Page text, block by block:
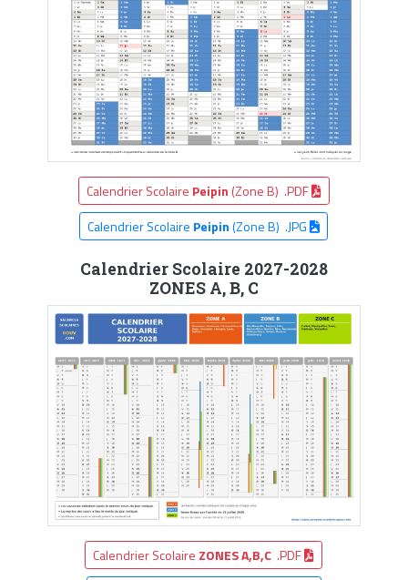
Calendrier Scolaire Peipin (Zone B) .PDF
Calendrier Scolaire Peipin(Zone B) .JPG
Calendrier Scolaire 2027-2028
ZONES A, B, C
Calendrier Scolaire ZONES A,B,C .PDF